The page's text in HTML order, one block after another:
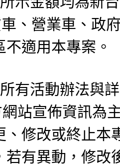
、營業車、政
適用本專案。
有活動辦法與
站宣佈資訊為
、修改或終止本
若有異動，修改